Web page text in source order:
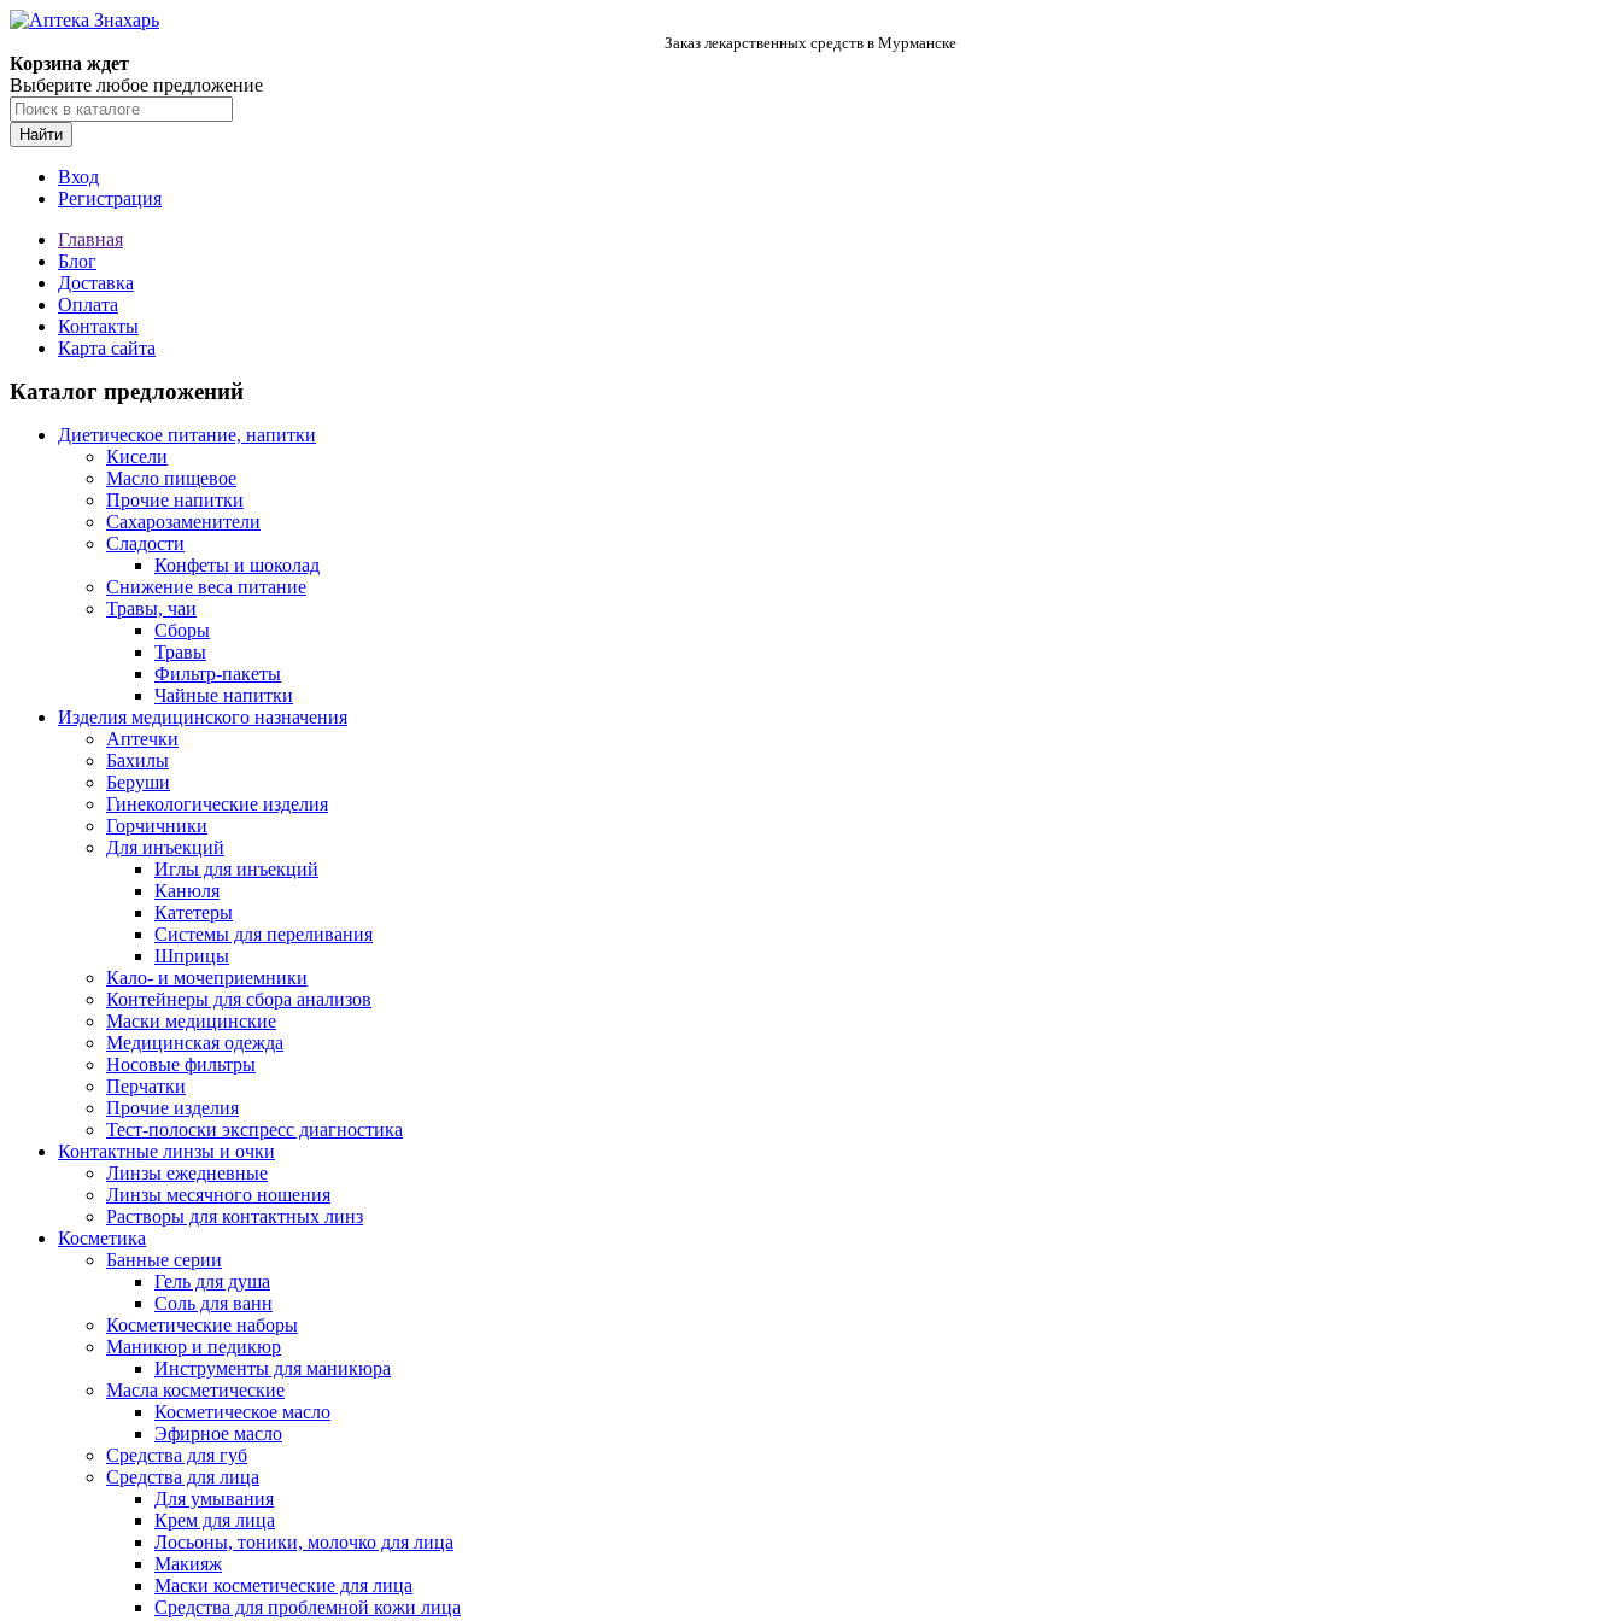
Заказ лекарственных средств в Мурманске
Корзина ждет
Выберите любое предложение
Найти
Вход
Регистрация
Главная
Блог
Доставка
Оплата
Контакты
Карта сайта
Каталог предложений
Диетическое питание, напитки
Кисели
Масло пищевое
Прочие напитки
Сахарозаменители
Сладости
Конфеты и шоколад
Снижение веса питание
Травы, чаи
Сборы
Травы
Фильтр-пакеты
Чайные напитки
Изделия медицинского назначения
Аптечки
Бахилы
Беруши
Гинекологические изделия
Горчичники
Для инъекций
Иглы для инъекций
Канюля
Катетеры
Системы для переливания
Шприцы
Кало- и мочеприемники
Контейнеры для сбора анализов
Маски медицинские
Медицинская одежда
Носовые фильтры
Перчатки
Прочие изделия
Тест-полоски экспресс диагностика
Контактные линзы и очки
Линзы ежедневные
Линзы месячного ношения
Растворы для контактных линз
Косметика
Банные серии
Гель для душа
Соль для ванн
Косметические наборы
Маникюр и педикюр
Инструменты для маникюра
Масла косметические
Косметическое масло
Эфирное масло
Средства для губ
Средства для лица
Для умывания
Крем для лица
Лосьоны, тоники, молочко для лица
Макияж
Маски косметические для лица
Средства для проблемной кожи лица